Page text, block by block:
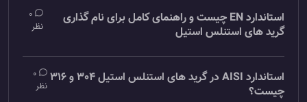
استاندارد EN چیست و راهنمای کامل برای نام گذاری
گرید های استنلس استیل
0
نظر
استاندارد AISI در گرید های استنلس استیل 304 و 316
چیست؟
0
نظر